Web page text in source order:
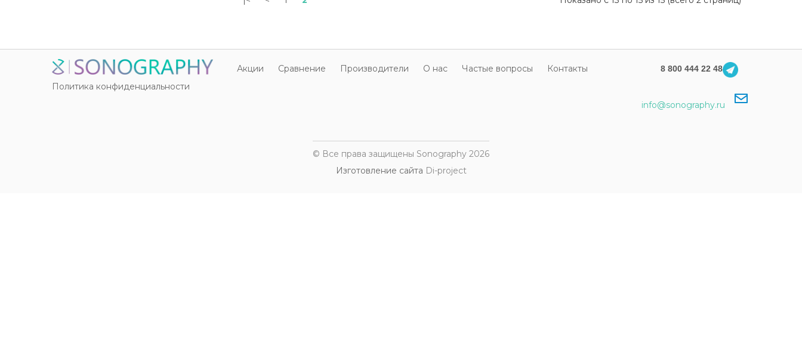
Политика конфиденциальности
Акции Cравнение Производители О нас Частые вопросы Контакты 8 800 444 22 48
info@sonography.ru
© Все права защищены Sonography 2026
Изготовление сайта Di-project